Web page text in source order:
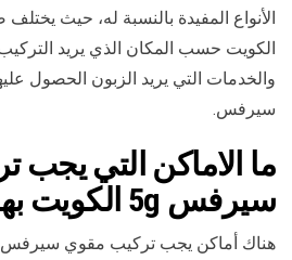
الأنواع المفيدة بالنسبة له، حيث
الكويت حسب المكان الذي يريد التركيب
والخدمات التي يريد الزبون الحصول
سيرفس.
ما الاماكن التي يجب
سيرفس 5g الكويت بها
هناك أماكن يجب تركيب مقوي سيرفس